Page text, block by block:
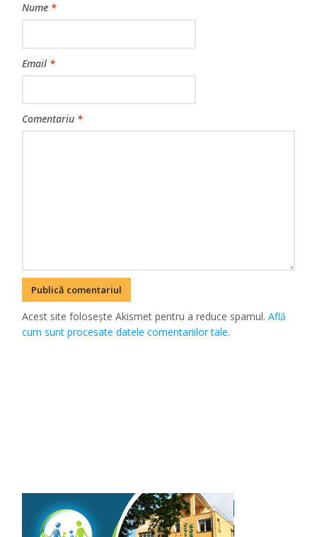
Nume *
Email *
Comentariu *
Acest site folosește Akismet pentru a reduce spamul.Află
cum sunt procesate datele comentariilor tale.